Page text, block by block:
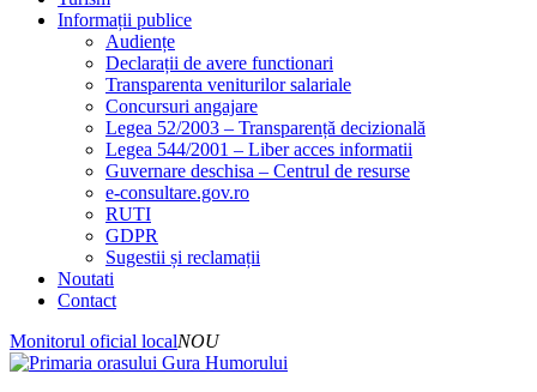
Informații publice
Audiențe
Declarații de avere functionari
Transparenta veniturilor salariale
Concursuri angajare
Legea 52/2003 – Transparență decizională
Legea 544/2001 – Liber acces informatii
Guvernare deschisa – Centrul de resurse
e-consultare.gov.ro
RUTI
GDPR
Sugestii și reclamații
Noutati
Contact
Monitorul oficial localNOU